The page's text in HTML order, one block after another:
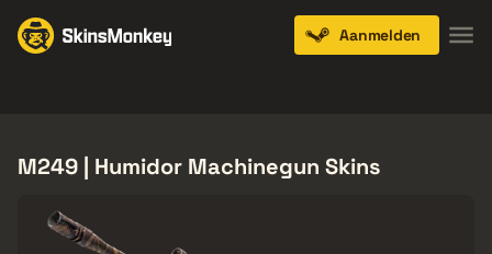
Aanmelden
M249 | Humidor Machinegun Skins